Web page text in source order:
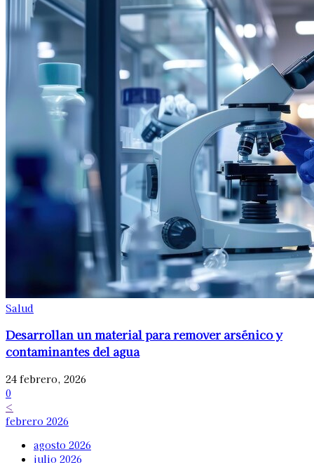
Salud
Desarrollan un material para remover arsénico y
contaminantes del agua
24 febrero, 2026
0
<
febrero 2026
agosto 2026
julio 2026